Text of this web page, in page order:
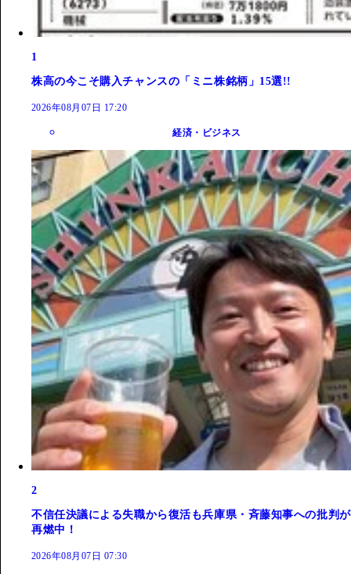
1
株高の今こそ購入チャンスの「ミニ株銘柄」15選!!
2026年08月07日 17:20
経済・ビジネス
2
不信任決議による失職から復活も兵庫県・斉藤知事への批判が
再燃中！
2026年08月07日 07:30